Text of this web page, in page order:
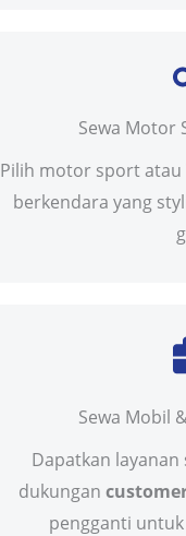
Sewa Motor
Pilih motor sport atau
berkendara yang
Sewa Mobil
Dapatkan
dukungan
pengganti